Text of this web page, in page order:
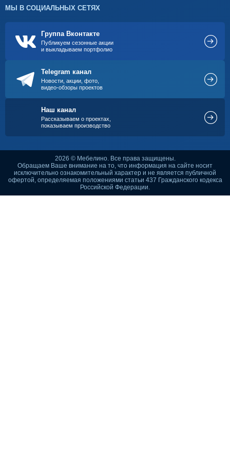
МЫ В СОЦИАЛЬНЫХ СЕТЯХ
Группа Вконтакте
Публикуем сезонные акции
и выкладываем портфолио
Telegram канал
Новости, акции, фото,
видео-обзоры проектов
Наш канал
Рассказываем о проектах,
показываем производство
2026 © Мебелино. Все права защищены.
Обращаем Ваше внимание на то, что информация на сайте носит
исключительно ознакомительный характер и не является публичной
офертой, определяемая положениями статьи 437 Гражданского кодекса
Российской Федерации.